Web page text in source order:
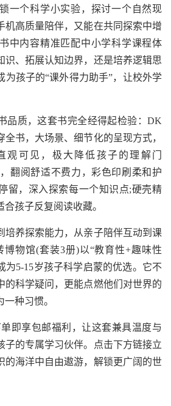
一个科学小实验，探讨一个自然现
机高质量陪伴，又能在共同探索中增
中内容精准匹配中小学科学课程体
识、拓展认知边界，还是培养逻辑思
为孩子的“课外得力助手”，让校外学
质，这套书完全经得起检验：DK
书，大场景、细节化的呈现方式，
观可见，极大降低孩子的理解门
翻阅舒适不费力，彩色印刷柔和护
留，深入探索每一个知识点;硬壳精
孩子反复阅读收藏。
养探索能力，从亲子陪伴互动到课
博物馆(套装3册)以“教育性+趣味性
为5-15岁孩子科学启蒙的优选。它不
的科学疑问，更能点燃他们对世界的
种习惯。
享包邮福利，让这套兼具温度与
子的专属学习伙伴。点击下方链接立
的海洋中自由遨游，解锁更广阔的世